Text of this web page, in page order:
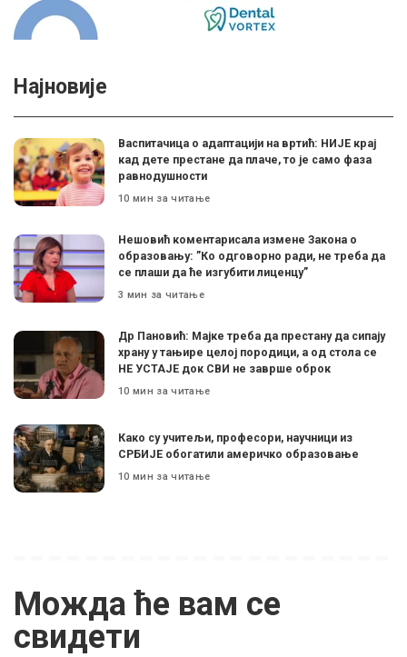
Најновије
Васпитачица о адаптацији на вртић: НИЈЕ крај
кад дете престане да плаче, то је само фаза
равнодушности
10 мин за читање
Нешовић коментарисала измене Закона о
образовању: ”Ко одговорно ради, не треба да
се плаши да ће изгубити лиценцу”
3 мин за читање
Др Пановић: Мајке треба да престану да сипају
храну у тањире целој породици, а од стола се
НЕ УСТАЈЕ док СВИ не заврше оброк
10 мин за читање
Како су учитељи, професори, научници из
СРБИЈЕ обогатили америчко образовање
10 мин за читање
Можда ће вам се
свидети